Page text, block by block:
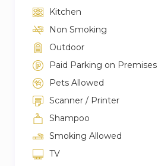
Avez-vous une préférences ?
-Chinois?
-Marocain?
-pizzaria?*
-India?*
-burger ? *
Kitchen
Non Smoking
Outdoor
Paid Parking on Premises
Pets Allowed
Scanner / Printer
Shampoo
Smoking Allowed
TV